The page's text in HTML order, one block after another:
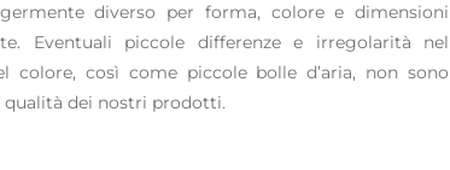
diverso per forma, colore e dimensioni
Eventuali piccole differenze e irregolarità nel
colore, così come piccole bolle d’aria, non sono
dei nostri prodotti.